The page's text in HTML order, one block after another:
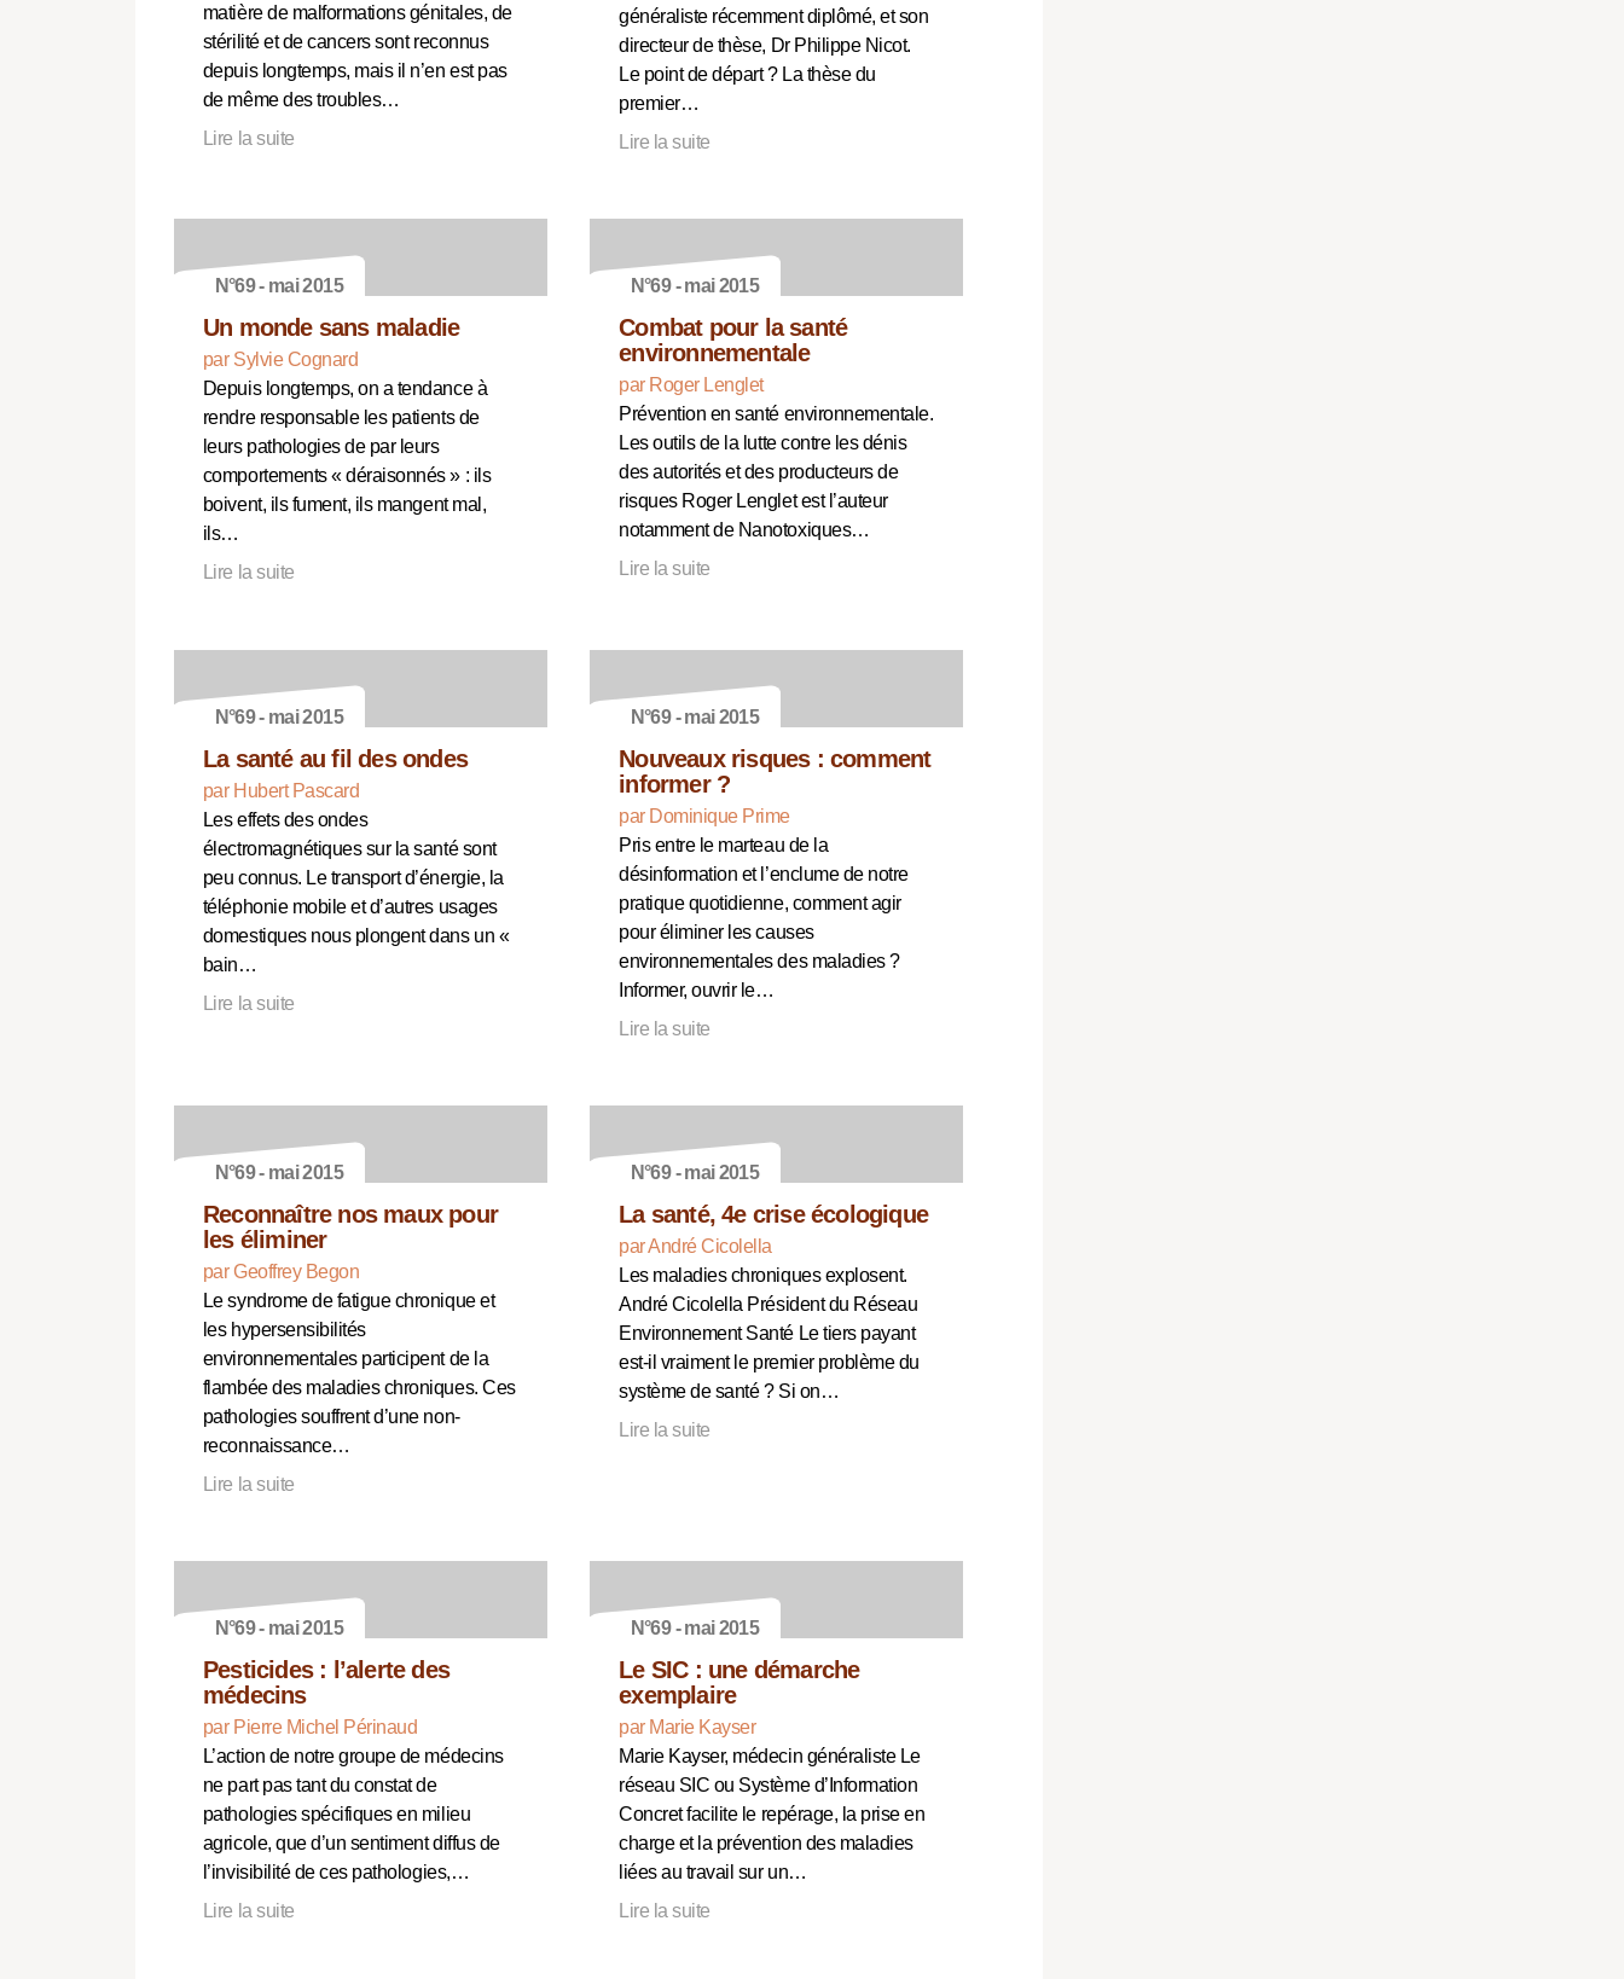
matière de malformations génitales, de
stérilité et de cancers sont reconnus
depuis longtemps, mais il n’en est pas
de même des troubles…
Lire la suite
généraliste récemment diplômé, et son
directeur de thèse, Dr Philippe Nicot.
Le point de départ ? La thèse du
premier…
Lire la suite
N°69 - mai 2015
Un monde sans maladie
par Sylvie Cognard
Depuis longtemps, on a tendance à
rendre responsable les patients de
leurs pathologies de par leurs
comportements « déraisonnés » : ils
boivent, ils fument, ils mangent mal,
ils…
Lire la suite
N°69 - mai 2015
Combat pour la santé
environnementale
par Roger Lenglet
Prévention en santé environnementale.
Les outils de la lutte contre les dénis
des autorités et des producteurs de
risques Roger Lenglet est l’auteur
notamment de Nanotoxiques…
Lire la suite
N°69 - mai 2015
La santé au fil des ondes
par Hubert Pascard
Les effets des ondes
électromagnétiques sur la santé sont
peu connus. Le transport d’énergie, la
téléphonie mobile et d’autres usages
domestiques nous plongent dans un «
bain…
Lire la suite
N°69 - mai 2015
Nouveaux risques : comment
informer ?
par Dominique Prime
Pris entre le marteau de la
désinformation et l’enclume de notre
pratique quotidienne, comment agir
pour éliminer les causes
environnementales des maladies ?
Informer, ouvrir le…
Lire la suite
N°69 - mai 2015
Reconnaître nos maux pour
les éliminer
par Geoffrey Begon
Le syndrome de fatigue chronique et
les hypersensibilités
environnementales participent de la
flambée des maladies chroniques. Ces
pathologies souffrent d’une non-
reconnaissance…
Lire la suite
N°69 - mai 2015
La santé, 4e crise écologique
par André Cicolella
Les maladies chroniques explosent.
André Cicolella Président du Réseau
Environnement Santé Le tiers payant
est-il vraiment le premier problème du
système de santé ? Si on…
Lire la suite
N°69 - mai 2015
Pesticides : l’alerte des
médecins
par Pierre Michel Périnaud
L’action de notre groupe de médecins
ne part pas tant du constat de
pathologies spécifiques en milieu
agricole, que d’un sentiment diffus de
l’invisibilité de ces pathologies,…
Lire la suite
N°69 - mai 2015
Le SIC : une démarche
exemplaire
par Marie Kayser
Marie Kayser, médecin généraliste Le
réseau SIC ou Système d’Information
Concret facilite le repérage, la prise en
charge et la prévention des maladies
liées au travail sur un…
Lire la suite